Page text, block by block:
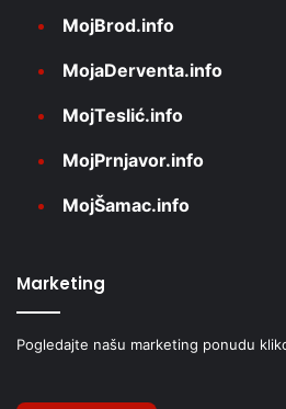
MojBrod.info
MojaDerventa.info
MojTeslić.info
MojPrnjavor.info
MojŠamac.info
Marketing
Pogledajte našu marketing ponudu